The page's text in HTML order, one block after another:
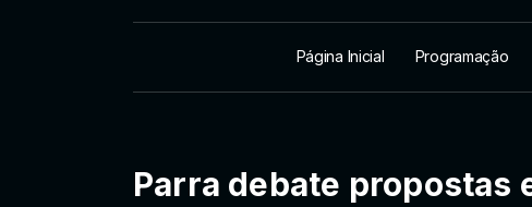
Página Inicial Programação
Parra debate propostas